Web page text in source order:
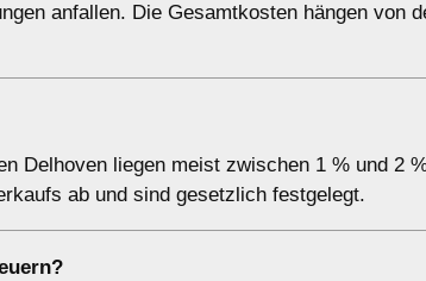
anfallen. Die Gesamtkosten hängen von
Delhoven liegen meist zwischen 1 % und 2
ab und sind gesetzlich festgelegt.